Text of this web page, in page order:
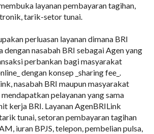
layanan pembayaran tagihan,
tarik-setor tunai.
perluasan layanan dimana BRI
dengan nasabah BRI sebagai Agen yang
perbankan bagi masyarakat
dengan konsep _sharing fee_.
nasabah BRI maupun masyarakat
pelayanan yang sama
kerja BRI. Layanan AgenBRILink
tunai, setoran pembayaran tagihan
iuran BPJS, telepon, pembelian pulsa,